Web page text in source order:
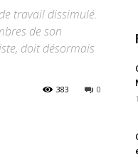
travail dissimulé.
de son
doit désormais
0
383